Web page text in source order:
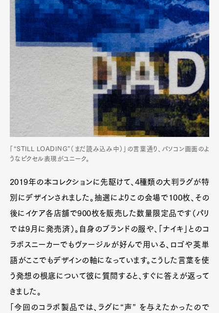
「“STILL LOADING”（まだ読み込み中）」の言葉通り、パソコン画面のよ
うなピクセル表現がユニーク。
2019年の本コレクションに先駆けて、4種類の大判ラグが特
別にデザインされました。抽選によりこの会場で100枚、その
後にイケア各店舗で900枚を販売した数量限定品です（パリ
では9月に発売済）。自身のブランドの服や、「ナイキ」とのコ
ラボスニーカーでもヴァージルが好んで用いる、ロゴや英単
語がここでもデザインの軸になっています。こうした言葉を使
う発想の根底について彼に質問すると、すぐに答えが返って
きました。
「今回のコラボ製品では、ラグに“声” を与えたかったので